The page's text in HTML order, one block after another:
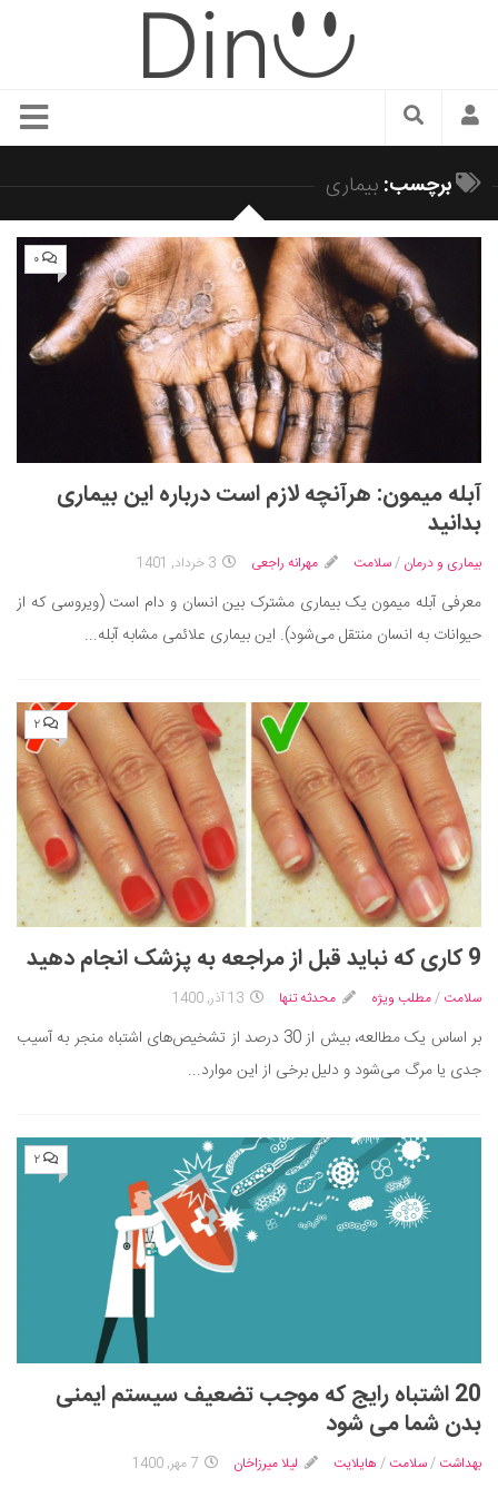
سبک زندگی
زیبایی و آرایش
شیک پوشی
دکوراسیون و چیدمان
غذا
رستوران گردی
آشپزی
سفر و گردشگری
ایران گردی
موفقیت و مهارت‌های فردی
تغذیه سالم
بهداشت
بیماری و درمان
کودک و مادر
ورزش و تندرستی
روانشناسی
مراکز پزشکی و دارویی
فرهنگ و هنر
سینما و تئاتر
تلویزیون
موسیقی
عکاسی و هنرهای تجسمی
کتاب و کتاب‌خوانی
تاریخ
نجوم و هوا فضا
زمین و محیط زیست
برچسب: بیماری
۰
آبله میمون: هرآنچه لازم است درباره این بیماری
بدانید
بیماری و درمان /سلامت مهرانه راجعی 3 خرداد, 1401
معرفی آبله میمون یک بیماری مشترک بین انسان و دام است (ویروسی که از
حیوانات به انسان منتقل می‌شود). این بیماری علائمی مشابه آبله...
۲
9 کاری که نباید قبل از مراجعه به پزشک انجام دهید
سلامت /مطلب ویژه محدثه تنها 13 آذر, 1400
بر اساس یک مطالعه، بیش از 30 درصد از تشخیص‌های اشتباه منجر به آسیب
جدی یا مرگ می‌شود و دلیل برخی از این موارد...
۲
20 اشتباه رایج که موجب تضعیف سیستم ایمنی
بدن شما می شود
بهداشت /سلامت / هایلایت لیلا میرزاخان 7 مهر, 1400